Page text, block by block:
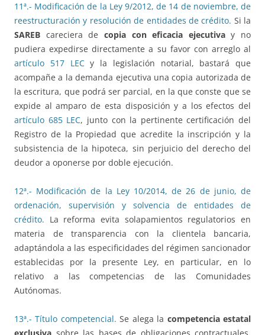
11ª.- Modificación de la Ley 9/2012, de 14 de noviembre, de
reestructuración y resolución de entidades de crédito. Si la
SAREB careciera de copia con eficacia ejecutivay no
pudiera expedirse directamente a su favor con arreglo al
artículo 517 LECy la legislación notarial, bastará que
acompañe a la demanda ejecutiva una copia autorizada de
la escritura, que podrá ser parcial, en la que conste que se
expide al amparo de esta disposición y a los efectos del
artículo 685 LEC, junto con la pertinente certificación del
Registro de la Propiedad que acredite la inscripción y la
subsistencia de la hipoteca, sin perjuicio del derecho del
deudor a oponerse por doble ejecución.
12ª.- Modificación de la Ley 10/2014, de 26 de junio, de
ordenación, supervisión y solvencia de entidades de
crédito. La reforma evita solapamientos regulatorios en
materia de transparencia con la clientela bancaria,
adaptándola a las especificidades del régimen sancionador
establecidas por la presente Ley, en particular, en lo
relativo a las competencias de las Comunidades
Autónomas.
13ª.- Título competencial. Se alega la competencia estatal